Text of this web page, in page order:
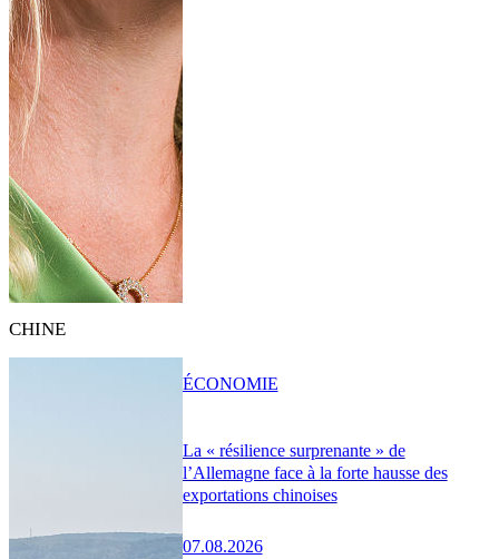
CHINE
La « résilience surprenante » de
l’Allemagne face à la forte hausse des
exportations chinoises
07.08.2026
ÉCONOMIE